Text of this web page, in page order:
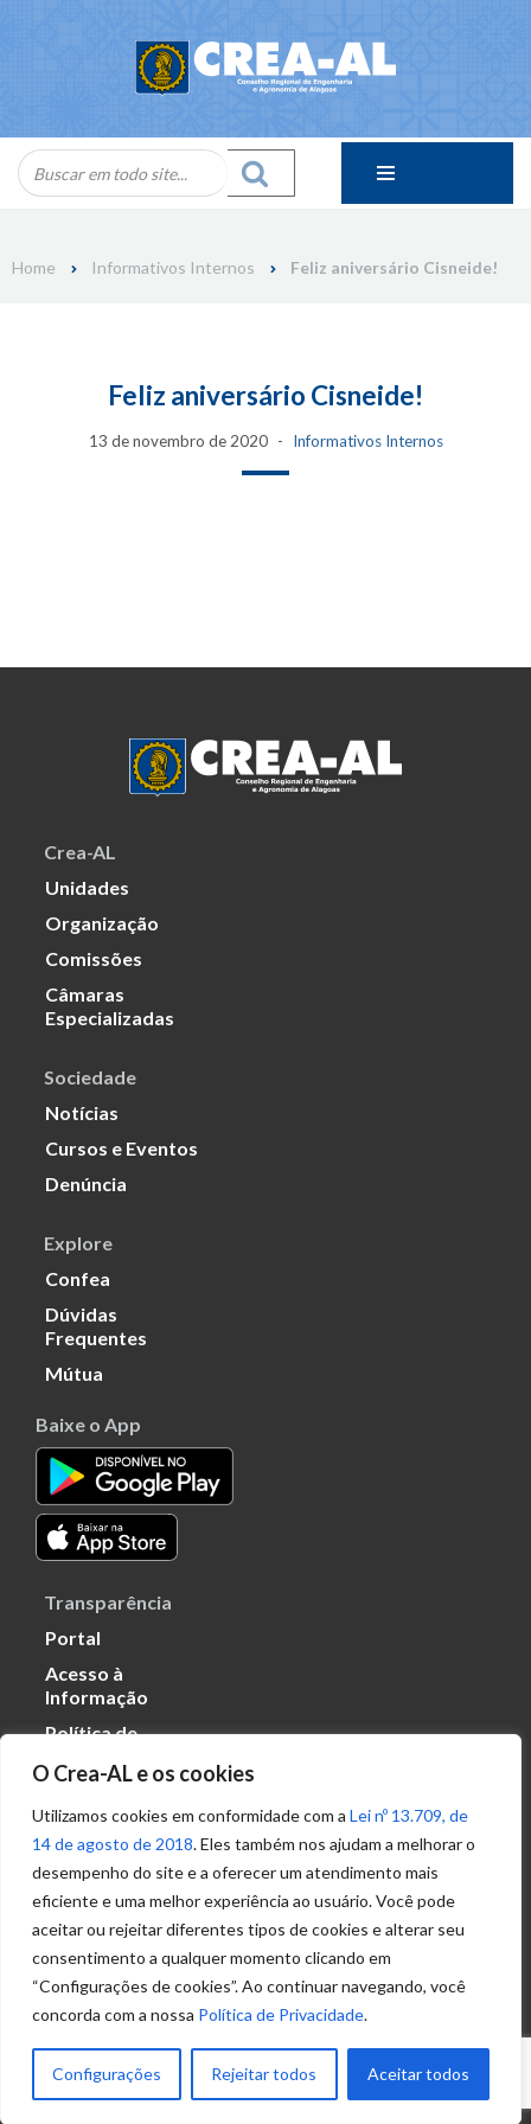
O Crea-AL e os cookies
Utilizamos cookies em conformidade com a Lei nº 13.709, de
14 de agosto de 2018. Eles também nos ajudam a melhorar o
desempenho do site e a oferecer um atendimento mais
eficiente e uma melhor experiência ao usuário. Você pode
aceitar ou rejeitar diferentes tipos de cookies e alterar seu
consentimento a qualquer momento clicando em
“Configurações de cookies”. Ao continuar navegando, você
concorda com a nossa Política de Privacidade.
Configurações Rejeitar todos Aceitar todos
Home Informativos Internos Feliz aniversário Cisneide!
Feliz aniversário Cisneide!
13 de novembro de 2020 Informativos Internos
Crea-AL
Unidades
Organização
Comissões
Câmaras
Especializadas
Sociedade
Notícias
Cursos e Eventos
Denúncia
Explore
Confea
Dúvidas
Frequentes
Mútua
Baixe o App
Transparência
Portal
Acesso à
Informação
Política de
Dados
Ouvidoria
(82) 2123 0864
ouvidoria@crea-al.org.br
Fale Conosco
(82) 2123 0866